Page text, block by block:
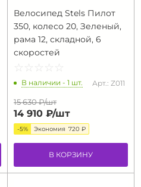
Велосипед Stels Пилот
350, колесо 20, Зеленый,
рама 12, складной, 6
скоростей
☆ ☆ ☆ ☆ ☆
★ ★ ★ ★ ★
В наличии - 1 шт. Арт.: Z011
15 630 ₽/шт
14 910 ₽/шт
-5% Экономия 720 ₽
В КОРЗИНУ